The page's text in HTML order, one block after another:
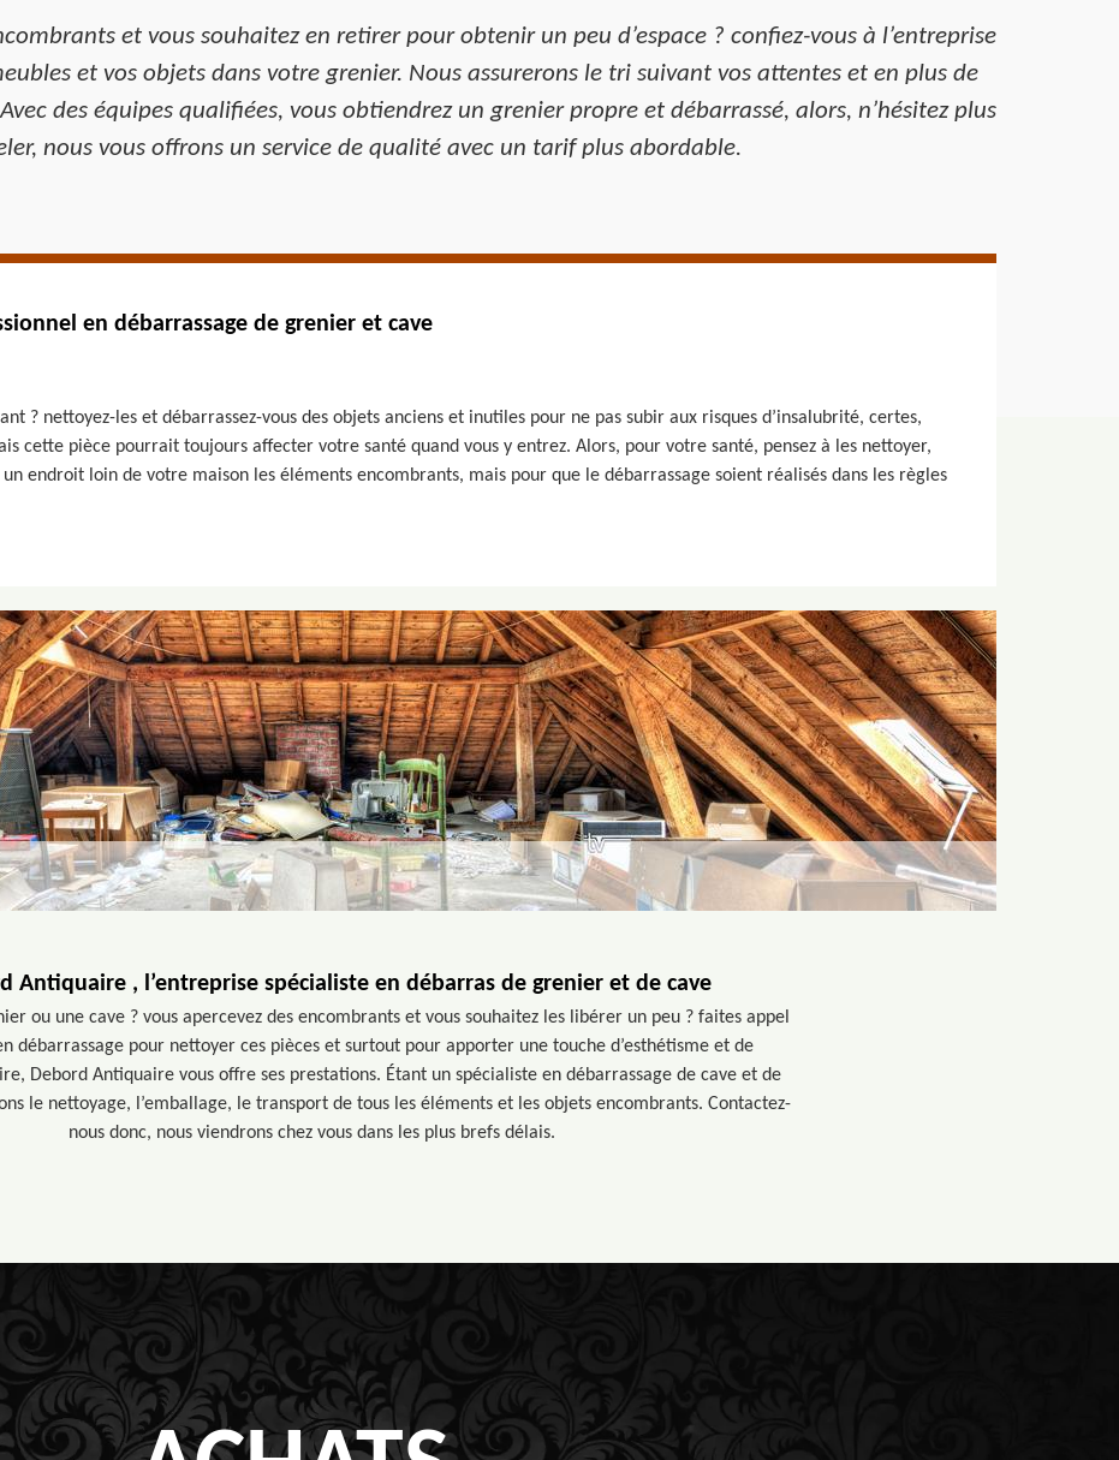
et vous souhaitez en retirer pour obtenir un peu d’espace ? confiez-vous à l’entreprise
et vos objets dans votre grenier. Nous assurerons le tri suivant vos attentes et en plus de
des équipes qualifiées, vous obtiendrez un grenier propre et débarrassé, alors, n’hésitez plus
nous vous offrons un service de qualité avec un tarif plus abordable.
en débarrassage de grenier et cave
? nettoyez-les et débarrassez-vous des objets anciens et inutiles pour ne pas subir aux risques d’insalubrité, certes,
cette pièce pourrait toujours affecter votre santé quand vous y entrez. Alors, pour votre santé, pensez à les nettoyer,
endroit loin de votre maison les éléments encombrants, mais pour que le débarrassage soient réalisés dans les règles
Antiquaire , l’entreprise spécialiste en débarras de grenier et de cave
ou une cave ? vous apercevez des encombrants et vous souhaitez les libérer un peu ? faites appel
débarrassage pour nettoyer ces pièces et surtout pour apporter une touche d’esthétisme et de
Debord Antiquaire vous offre ses prestations. Étant un spécialiste en débarrassage de cave et de
le nettoyage, l’emballage, le transport de tous les éléments et les objets encombrants. Contactez-
nous donc, nous viendrons chez vous dans les plus brefs délais.